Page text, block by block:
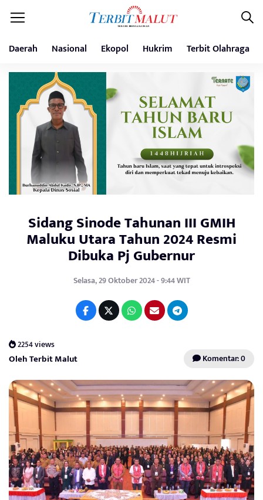
Daerah Nasional Ekopol Hukrim Terbit Olahraga
Sidang Sinode Tahunan III GMIH
Maluku Utara Tahun 2024 Resmi
Dibuka Pj Gubernur
Selasa, 29 Oktober 2024 - 9:44 WIT
2254 views
Oleh Terbit Malut Komentar: 0